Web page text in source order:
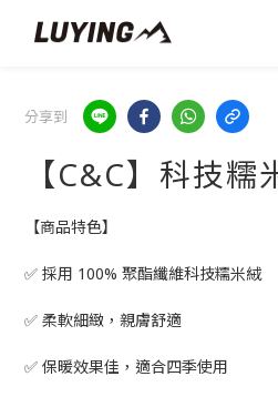
分享到
【C&C】科技糯
【商品特色】
✅ 採用 100% 聚酯纖維科技糯米絨
✅ 柔軟細緻，親膚舒適
✅ 保暖效果佳，適合四季使用